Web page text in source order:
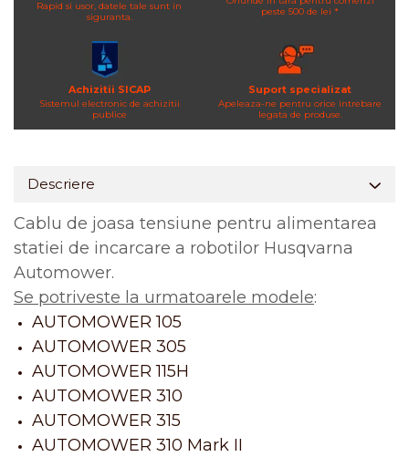
Rapid si usor, datele tale sunt in
siguranta.
peste 500 de lei *
Achizitii SICAP
Sistemul electronic de achizitii
publice
Suport specializat
Apeleaza-ne pentru orice intrebare
legata de produse.
Descriere
Cablu de joasa tensiune pentru alimentarea
statiei de incarcare a robotilor Husqvarna
Automower.
Se potriveste la urmatoarele modele:
AUTOMOWER 105
AUTOMOWER 305
AUTOMOWER 115H
AUTOMOWER 310
AUTOMOWER 315
AUTOMOWER 310 Mark II